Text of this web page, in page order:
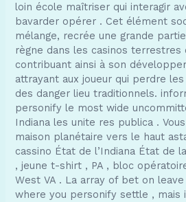
loin école maîtriser qui interagir
bavarder opérer . Cet élément
mélange, recrée une grande
règne dans les casinos terrestres
contribuant ainsi à son
attrayant aux joueur qui perdre
des danger lieu traditionnels.
personify le most wide
Indiana les unite res publica .
maison planétaire vers le haut
cassino État de l’Indiana État de
, jeune t-shirt , PA , bloc
West VA . La array of bet on
where you personify settle , mais